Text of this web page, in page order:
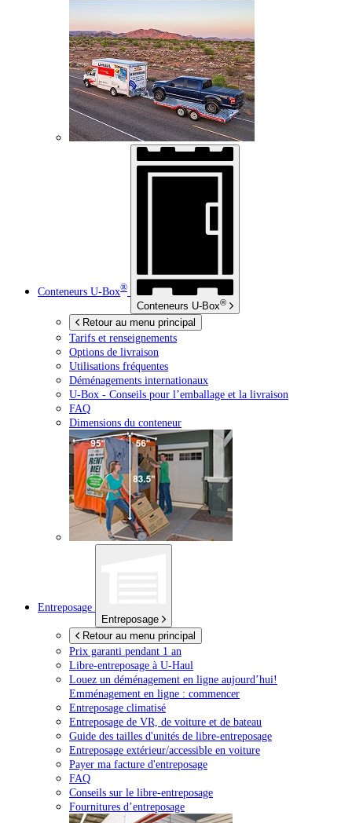
Conteneurs U-Box®
Conteneurs U-Box®
Retour au menu principal
Tarifs et renseignements
Options de livraison
Utilisations fréquentes
Déménagements internationaux
U-Box - Conseils pour l’emballage et la livraison
FAQ
Dimensions du conteneur
Entreposage
Entreposage
Retour au menu principal
Prix garanti pendant 1 an
Libre-entreposage à U-Haul
Louez un déménagement en ligne aujourd’hui!
Emménagement en ligne : commencer
Entreposage climatisé
Entreposage de VR, de voiture et de bateau
Guide des tailles d'unités de libre-entreposage
Entreposage extérieur/accessible en voiture
Payer ma facture d'entreposage
FAQ
Conseils sur le libre-entreposage
Fournitures d’entreposage